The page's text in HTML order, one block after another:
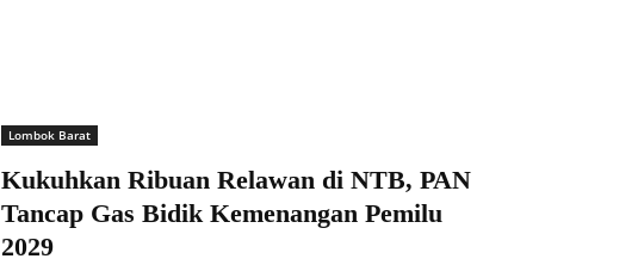
Lombok Barat
Kukuhkan Ribuan Relawan di NTB, PAN
Tancap Gas Bidik Kemenangan Pemilu
2029